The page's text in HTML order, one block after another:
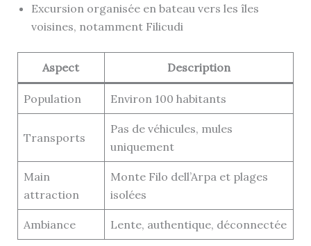
Excursion organisée en bateau vers les îles
voisines, notamment Filicudi
Aspect Description
Population Environ 100 habitants
Transports
Pas de véhicules, mules
uniquement
Main
attraction
Monte Filo dell’Arpa et plages
isolées
Ambiance Lente, authentique, déconnectée